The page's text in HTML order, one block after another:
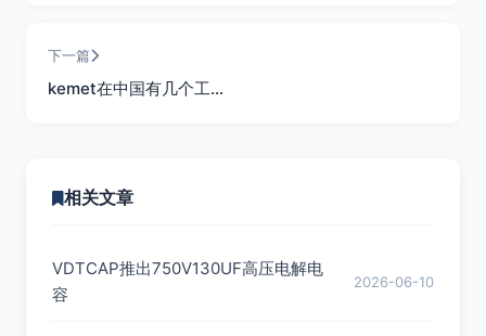
下一篇
kemet在中国有几个工…
相关文章
VDTCAP推出750V130UF高压电解电
容
2026-06-10